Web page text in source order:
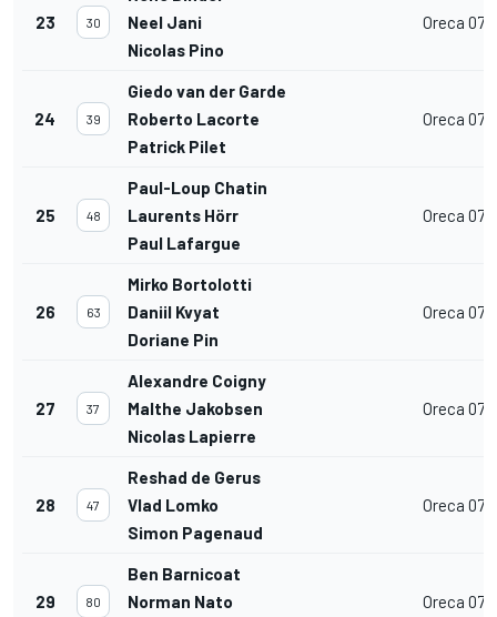
23 30
Neel Jani
Nicolas Pino
Oreca 07
24 39
Giedo van der Garde
Roberto Lacorte
Patrick Pilet
Oreca 07
25 48
Paul-Loup Chatin
Laurents Hörr
Paul Lafargue
Oreca 07
26 63
Mirko Bortolotti
Daniil Kvyat
Doriane Pin
Oreca 07
27 37
Alexandre Coigny
Malthe Jakobsen
Nicolas Lapierre
Oreca 07
28 47
Reshad de Gerus
Vlad Lomko
Simon Pagenaud
Oreca 07
29 80
Ben Barnicoat
Norman Nato
Oreca 07